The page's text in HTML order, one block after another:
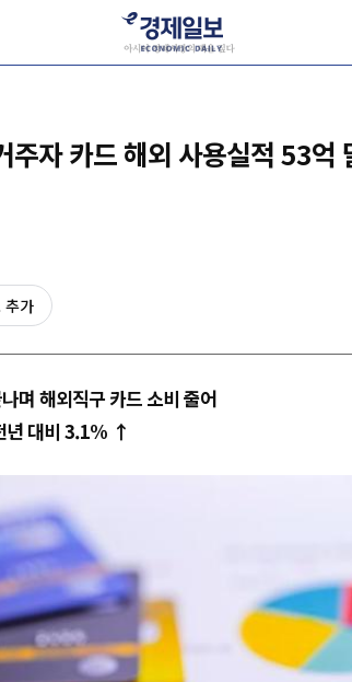
주자 카드 해외 사용실적 53억
추가
며 해외직구 카드 소비 줄어
년 대비 3.1% ↑